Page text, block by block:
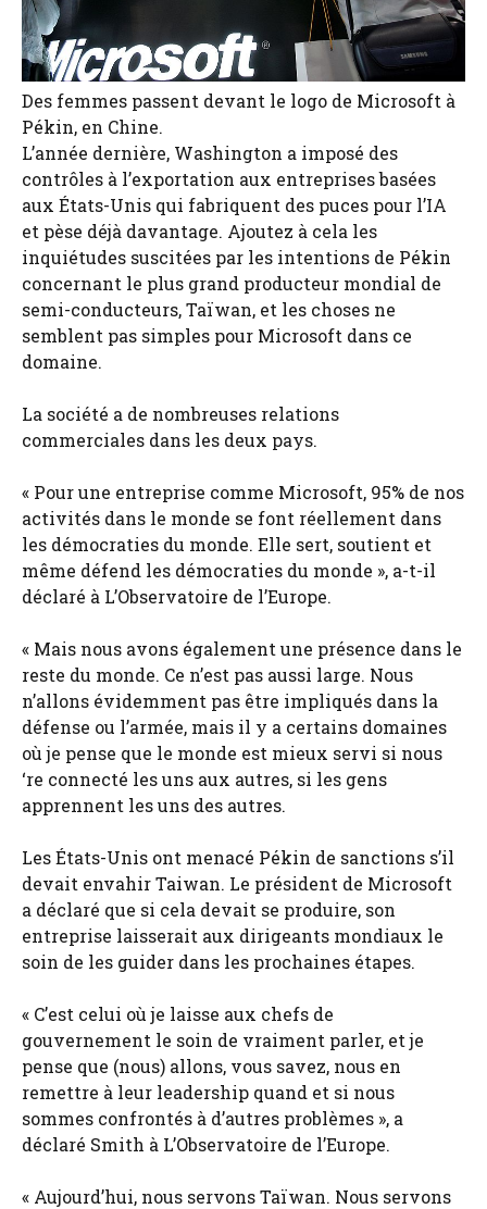
Des femmes passent devant le logo de Microsoft à
Pékin, en Chine.
L’année dernière, Washington a imposé des
contrôles à l’exportation aux entreprises basées
aux États-Unis qui fabriquent des puces pour l’IA
et pèse déjà davantage. Ajoutez à cela les
inquiétudes suscitées par les intentions de Pékin
concernant le plus grand producteur mondial de
semi-conducteurs, Taïwan, et les choses ne
semblent pas simples pour Microsoft dans ce
domaine.
La société a de nombreuses relations
commerciales dans les deux pays.
« Pour une entreprise comme Microsoft, 95% de nos
activités dans le monde se font réellement dans
les démocraties du monde. Elle sert, soutient et
même défend les démocraties du monde », a-t-il
déclaré à L’Observatoire de l’Europe.
« Mais nous avons également une présence dans le
reste du monde. Ce n’est pas aussi large. Nous
n’allons évidemment pas être impliqués dans la
défense ou l’armée, mais il y a certains domaines
où je pense que le monde est mieux servi si nous
‘re connecté les uns aux autres, si les gens
apprennent les uns des autres.
Les États-Unis ont menacé Pékin de sanctions s’il
devait envahir Taiwan. Le président de Microsoft
a déclaré que si cela devait se produire, son
entreprise laisserait aux dirigeants mondiaux le
soin de les guider dans les prochaines étapes.
« C’est celui où je laisse aux chefs de
gouvernement le soin de vraiment parler, et je
pense que (nous) allons, vous savez, nous en
remettre à leur leadership quand et si nous
sommes confrontés à d’autres problèmes », a
déclaré Smith à L’Observatoire de l’Europe.
« Aujourd’hui, nous servons Taïwan. Nous servons